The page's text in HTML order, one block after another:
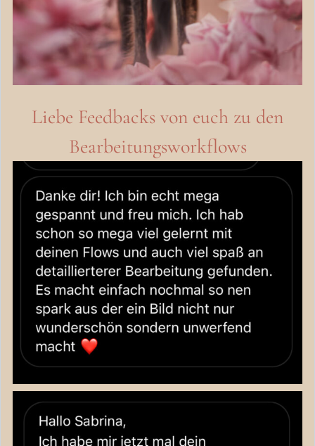
Liebe Feedbacks von euch zu den
Bearbeitungsworkflows